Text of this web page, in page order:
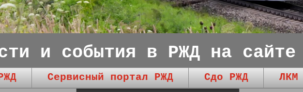
и события в РЖД на сайте
Сервисный портал РЖД Сдо РЖД ЛКМ